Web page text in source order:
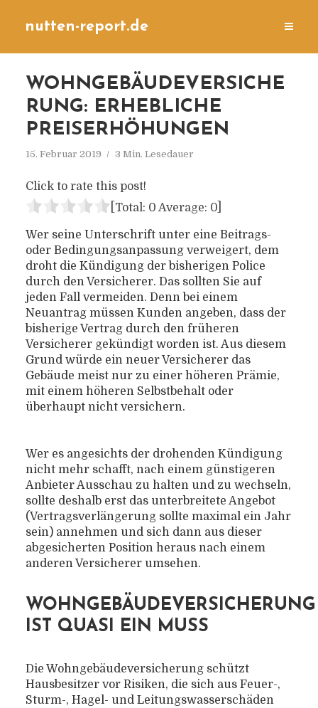
nutten-report.de
WOHNGEBÄUDEVERSICHE
RUNG: ERHEBLICHE
PREISERHÖHUNGEN
15. Februar 2019 3 Min. Lesedauer
Click to rate this post!
[Total: 0 Average: 0]
Wer seine Unterschrift unter eine Beitrags-
oder Bedingungsanpassung verweigert, dem
droht die Kündigung der bisherigen Police
durch den Versicherer. Das sollten Sie auf
jeden Fall vermeiden. Denn bei einem
Neuantrag müssen Kunden angeben, dass der
bisherige Vertrag durch den früheren
Versicherer gekündigt worden ist. Aus diesem
Grund würde ein neuer Versicherer das
Gebäude meist nur zu einer höheren Prämie,
mit einem höheren Selbstbehalt oder
überhaupt nicht versichern.
Wer es angesichts der drohenden Kündigung
nicht mehr schafft, nach einem günstigeren
Anbieter Ausschau zu halten und zu wechseln,
sollte deshalb erst das unterbreitete Angebot
(Vertragsverlängerung sollte maximal ein Jahr
sein) annehmen und sich dann aus dieser
abgesicherten Position heraus nach einem
anderen Versicherer umsehen.
WOHNGEBÄUDEVERSICHERUNG
IST QUASI EIN MUSS
Die Wohngebäudeversicherung schützt
Hausbesitzer vor Risiken, die sich aus Feuer-,
Sturm-, Hagel- und Leitungswasserschäden